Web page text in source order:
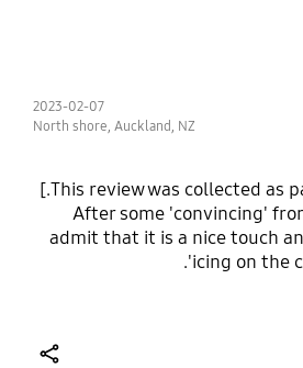
2023-02-07
North shore, Auckland, NZ
[This review was collected as part of a promotion.]
After some 'convincing'
admit that it is a nice touch
'icing on the